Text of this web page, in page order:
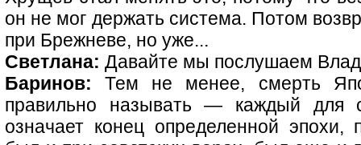
он не мог держать система. Потом
при Брежневе, но уже...
Светлана: Давайте мы послушаем
Баринов: Тем не менее, смерть
правильно называть — каждый для
означает конец определенной эпохи,